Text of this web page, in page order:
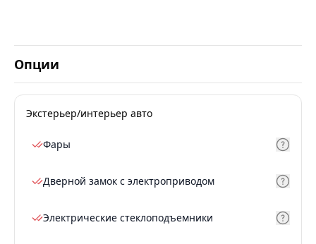
Опции
Экстерьер/интерьер авто
Фары
Дверной замок с электроприводом
Электрические стеклоподъемники